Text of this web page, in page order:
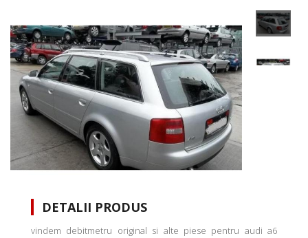
DETALII PRODUS
vindem debitmetru original si alte piese pentru audi a6